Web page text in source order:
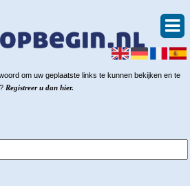
om uw geplaatste links te kunnen bekijken en te
Registreer u dan hier.